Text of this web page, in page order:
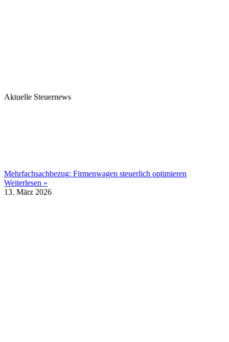
Aktuelle Steuernews
Mehrfachsachbezug: Firmenwagen steuerlich optimieren
Weiterlesen »
13. März 2026